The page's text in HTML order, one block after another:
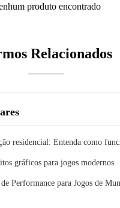
produto encontrado
Relacionados
residencial: Entenda como
gráficos para jogos modernos
Performance para Jogos de